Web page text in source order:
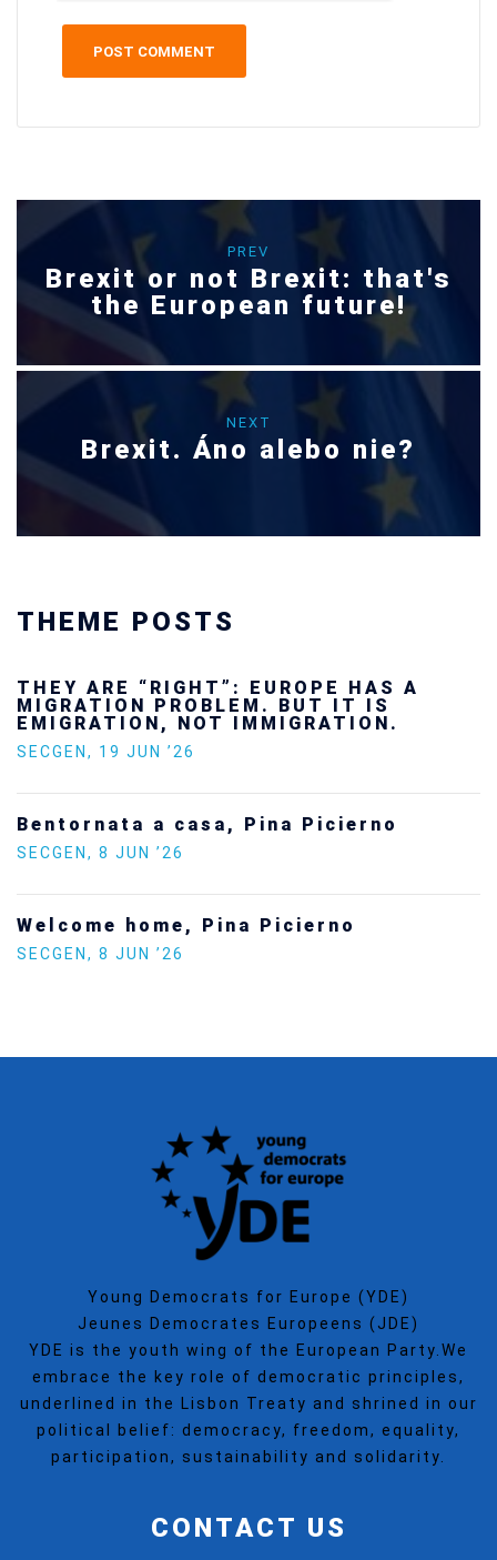
PREV
Brexit or not Brexit: that's
the European future!
NEXT
Brexit. Áno alebo nie?
THEME POSTS
Ukraine’s youth are defending Europe’s
future — and we will not look away
SECGEN,24 FEB ’26
Europe on the situation in Venezuela
SECGEN , 5 JAN ’26
Increasing Youth Participation in
Politics
Young Democrats for Europe (YDE)
Jeunes Democrates Europeens (JDE)
YDE is the youth wing of the European Party.We
embrace the key role of democratic principles,
underlined in the Lisbon Treaty and shrined in our
political belief: democracy, freedom, equality,
participation, sustainability and solidarity.
CONTACT US